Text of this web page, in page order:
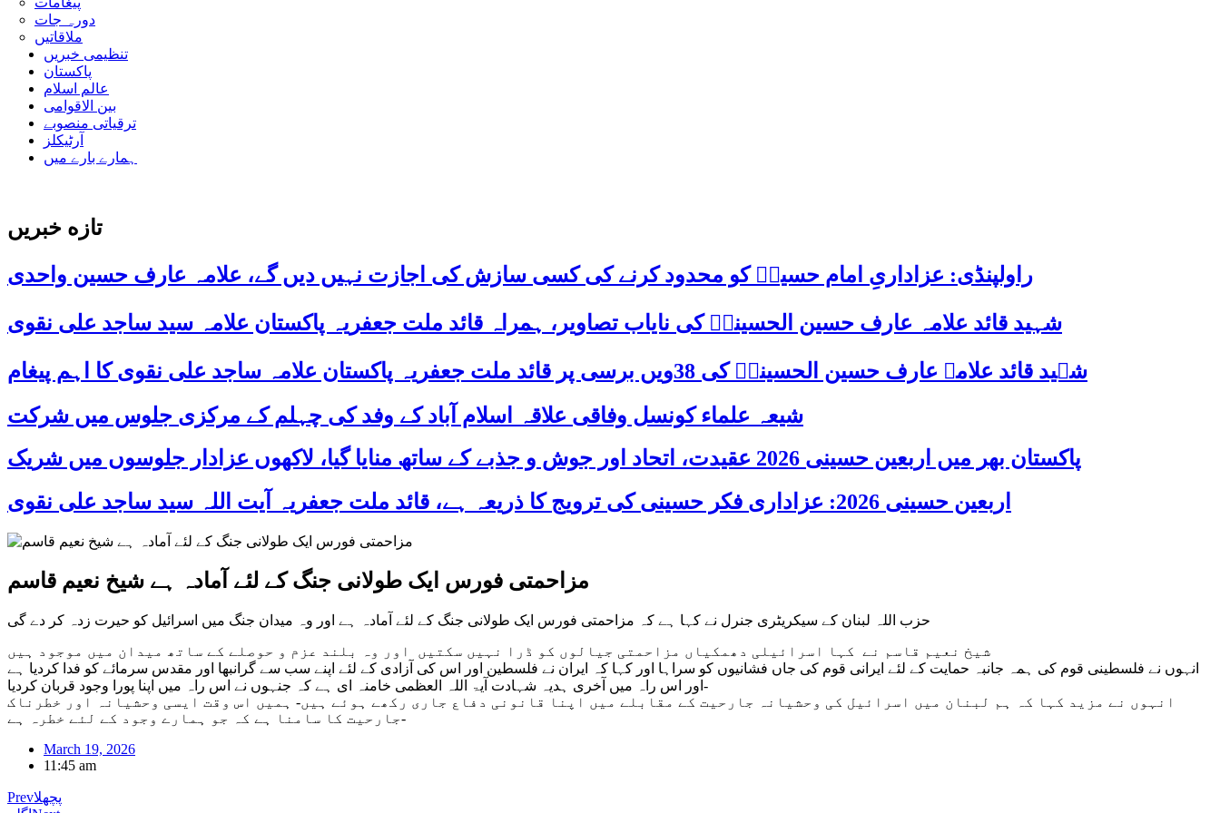
دورہ جات
ملاقاتیں
تنظیمی خبریں
پاکستان
عالم اسلام
بین الاقوامی
ترقیاتی منصوبے
آرٹیکلز
ہمارے بارے میں
تازه خبریں
راولپنڈی: عزاداریِ امام حسینؑ کو محدود کرنے کی کسی سازش کی اجازت نہیں دیں گے، علامہ عارف حسین واحدی
شہید قائد علامہ عارف حسین الحسینیؒ کی نایاب تصاویر، ہمراہ قائد ملت جعفریہ پاکستان علامہ سید ساجد علی نقوی
شہید قائد علامہ عارف حسین الحسینیؒ کی 38ویں برسی پر قائد ملت جعفریہ پاکستان علامہ ساجد علی نقوی کا اہم پیغام
شیعہ علماء کونسل وفاقی علاقہ اسلام آباد کے وفد کی چہلم کے مرکزی جلوس میں شرکت
پاکستان بھر میں اربعین حسینی 2026 عقیدت، اتحاد اور جوش و جذبے کے ساتھ منایا گیا، لاکھوں عزادار جلوسوں میں شریک
اربعین حسینی 2026: عزاداری فکر حسینی کی ترویج کا ذریعہ ہے، قائد ملت جعفریہ آیت اللہ سید ساجد علی نقوی
مزاحمتی فورس ایک طولانی جنگ کے لئے آمادہ ہے شیخ نعیم قاسم
حزب اللہ لبنان کے سیکریٹری جنرل نے کہا ہے کہ مزاحمتی فورس ایک طولانی جنگ کے لئے آمادہ ہے اور وہ میدان جنگ میں اسرائیل کو حیرت زدہ کر دے گی
شیخ نعیم قاسم نے کہا اسرائیلی دھمکیاں مزاحمتی جیالوں کو ڈرا نہیں سکتیں اور وہ بلند عزم و حوصلے کے ساتھ میدان میں موجود ہيں
انہوں نے فلسطینی قوم کی ہمہ جانبہ حمایت کے لئے ایرانی قوم کی جاں فشانیوں کو سراہا اور کہا کہ ایران نے فلسطین اور اس کی آزادی کے لئے اپنے سب سے گرانبھا اور مقدس سرمائے کو فدا کردیا ہے
اور اس راہ میں آخری ہدیہ شہادت آیۃ اللہ العظمی خامنہ ای ہے کہ جنہوں نے اس راہ میں اپنا پورا وجود قربان کردیا-
انہوں نے مزید کہا کہ ہم لبنان میں اسرائیل کی وحشیانہ جارحیت کے مقابلے میں اپنا قانونی دفاع جاری رکھے ہوئے ہیں- ہمیں اس وقت ایسی وحشیانہ اور خطرناک
جارحیت کا سامنا ہے کہ جو ہمارے وجود کے لئے خطرہ ہے-
March 19, 2026
11:45 am
Prevپچھلا